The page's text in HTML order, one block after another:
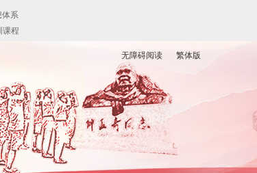
无障碍阅读 繁体版